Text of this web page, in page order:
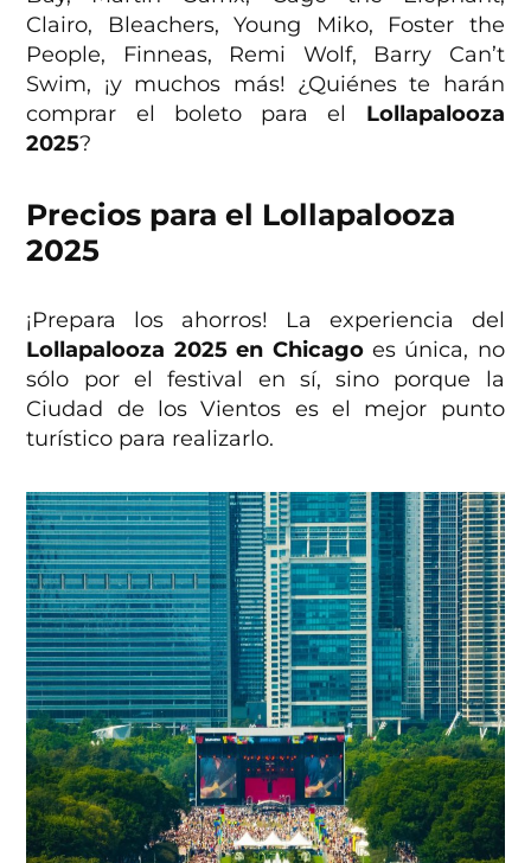
Clairo, Bleachers, Young Miko, Foster the
People, Finneas, Remi Wolf, Barry Can’t
Swim, ¡y muchos más! ¿Quiénes te harán
comprar el boleto para el Lollapalooza
2025?
Precios para el Lollapalooza
2025
¡Prepara los ahorros! La experiencia del
Lollapalooza 2025 en Chicagoes única, no
sólo por el festival en sí, sino porque la
Ciudad de los Vientos es el mejor punto
turístico para realizarlo.